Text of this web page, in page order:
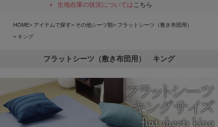
生地在庫の状況についてはこちら
HOME アイテムで探す その他シーツ類
フラットシーツ（敷き布団用）
キング
フラットシーツ（敷き布団用） キング